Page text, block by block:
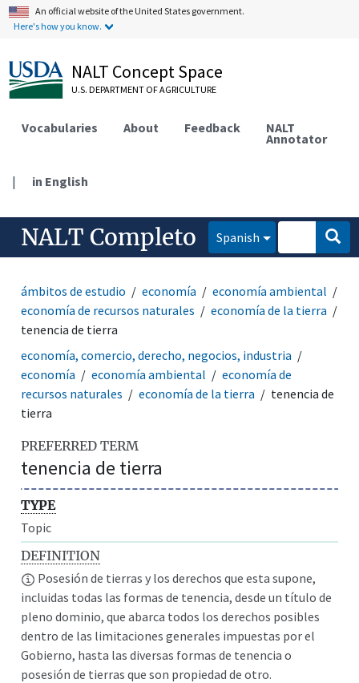
An official website of the United States government.
Here's how you know.
NALT Concept Space
U.S. DEPARTMENT OF AGRICULTURE
Vocabularies About Feedback NALT
Annotator
| in English
NALT Completo Spanish
ámbitos de estudio economía
economía ambiental
economía de recursos naturales
economía de la tierra
tenencia de tierra
economía, comercio, derecho, negocios, industria
economía
economía ambiental
economía de
recursos naturales
economía de la tierra
tenencia de
tierra
PREFERRED TERM
tenencia de tierra
TYPE
Topic
DEFINITION
Posesión de tierras y los derechos que esta supone,
incluidas todas las formas de tenencia, desde un título de
pleno dominio, que abarca todos los derechos posibles
dentro de las limitaciones generales impuestas por el
Gobierno, hasta las diversas formas de tenencia o
posesión de tierras que son propiedad de otro.